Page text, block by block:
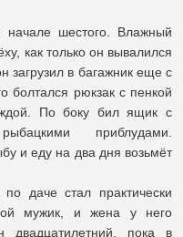
шестого. Влажный
как только он вывалился
загрузил в багажник еще с
болтался рюкзак с пенкой
По боку бил ящик с
приблудами.
и еду на два дня возьмёт
даче стал практически
мужик, и жена у него
пока в